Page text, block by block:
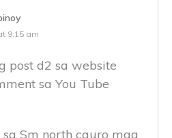
9:15 am
post d2 sa website
sa You Tube
Sm north cguro mga